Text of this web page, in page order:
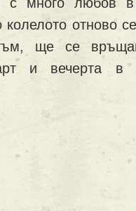
отново
ще се
и вечерта в